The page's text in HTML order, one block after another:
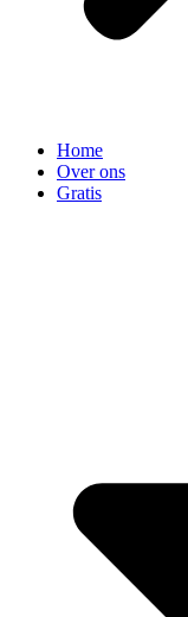
Home
Over ons
Gratis